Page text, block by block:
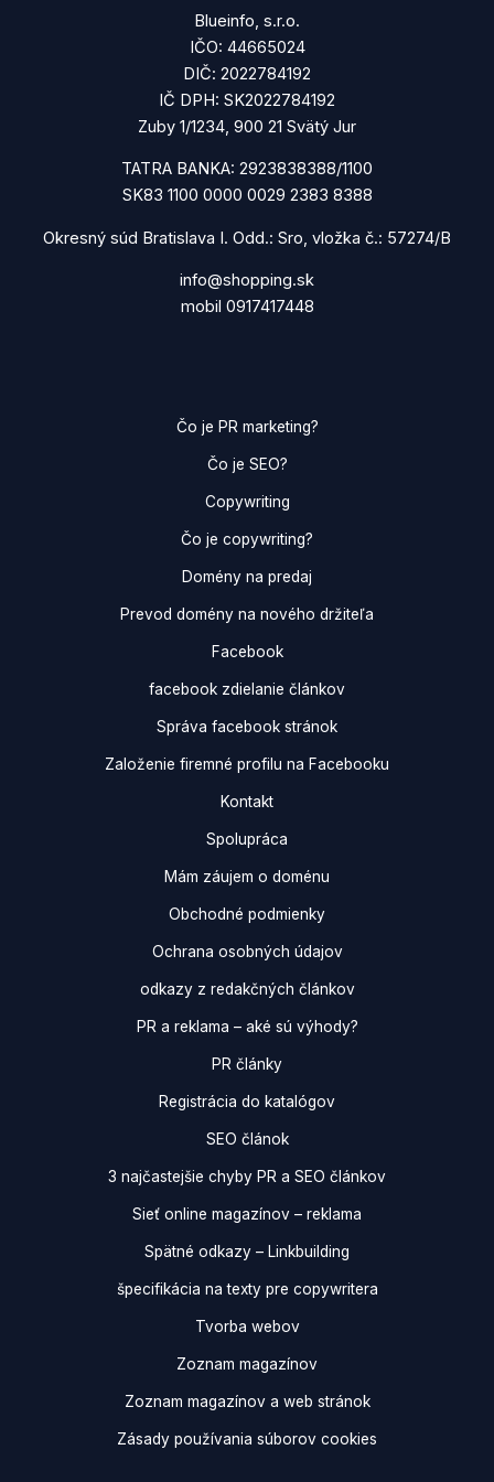
Blueinfo, s.r.o.
IČO: 44665024
DIČ: 2022784192
IČ DPH: SK2022784192
Zuby 1/1234, 900 21 Svätý Jur
TATRA BANKA: 2923838388/1100
SK83 1100 0000 0029 2383 8388
Okresný súd Bratislava I. Odd.: Sro, vložka č.: 57274/B
info@shopping.sk
mobil 0917417448
Čo je PR marketing?
Čo je SEO?
Copywriting
Čo je copywriting?
Domény na predaj
Prevod domény na nového držiteľa
Facebook
facebook zdielanie článkov
Správa facebook stránok
Založenie firemné profilu na Facebooku
Kontakt
Spolupráca
Mám záujem o doménu
Obchodné podmienky
Ochrana osobných údajov
odkazy z redakčných článkov
PR a reklama – aké sú výhody?
PR články
Registrácia do katalógov
SEO článok
3 najčastejšie chyby PR a SEO článkov
Sieť online magazínov – reklama
Spätné odkazy – Linkbuilding
špecifikácia na texty pre copywritera
Tvorba webov
Zoznam magazínov
Zoznam magazínov a web stránok
Zásady používania súborov cookies